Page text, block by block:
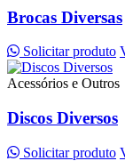
Brocas Diversas
Solicitar produto
Acessórios e Outros
Discos Diversos
Solicitar produto